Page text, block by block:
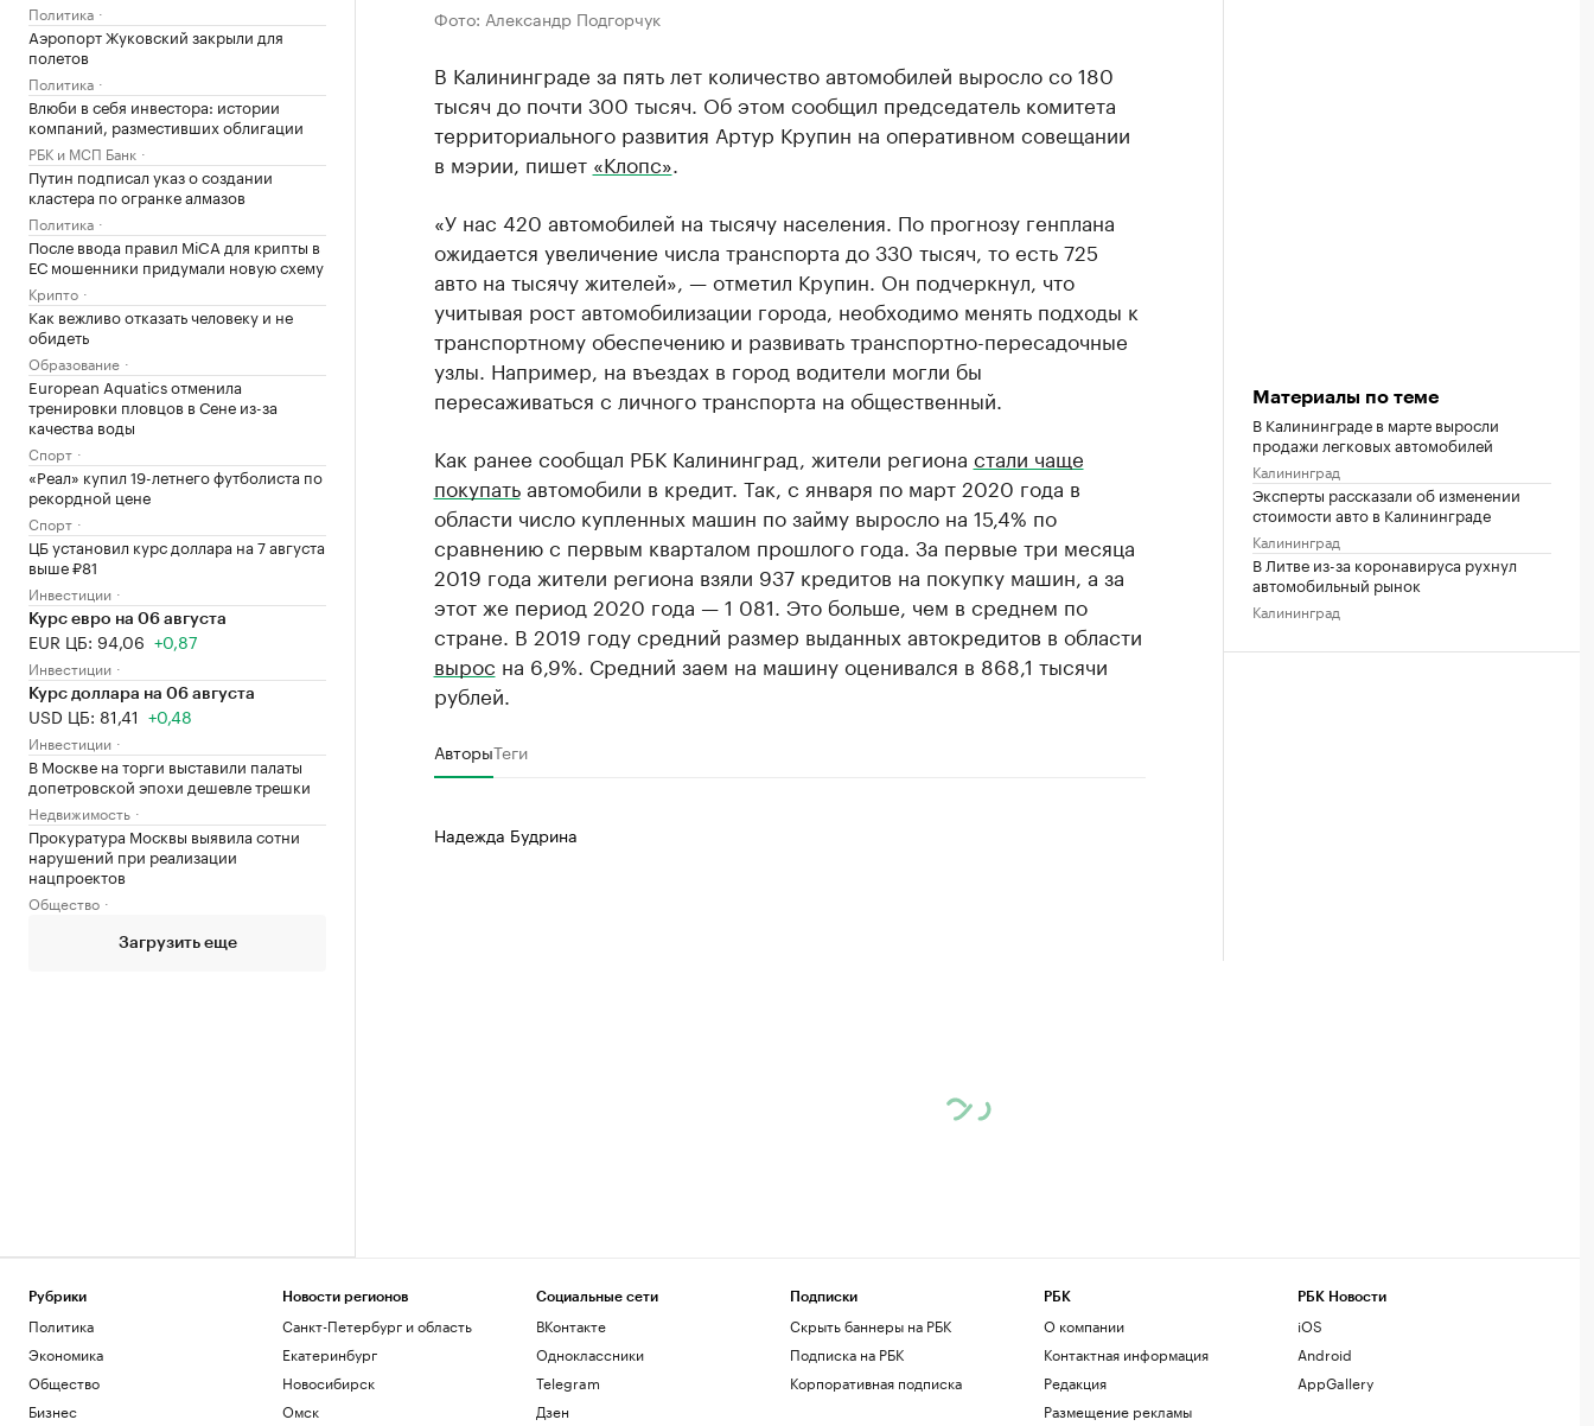
Политика
Аэропорт Жуковский закрыли для
полетов
Политика
Влюби в себя инвестора: истории
компаний, разместивших облигации
РБК и МСП Банк
Путин подписал указ о создании
кластера по огранке алмазов
Политика
После ввода правил MiCA для крипты в
ЕС мошенники придумали новую схему
Крипто
Как вежливо отказать человеку и не
обидеть
Образование
European Aquatics отменила
тренировки пловцов в Сене из-за
качества воды
Спорт
«Реал» купил 19-летнего футболиста по
рекордной цене
Спорт
ЦБ установил курс доллара на 7 августа
выше ₽81
Инвестиции
Курс евро на 06 августа
EUR ЦБ: 94,06 +0,87
Инвестиции
Курс доллара на 06 августа
USD ЦБ: 81,41 +0,48
Инвестиции
В Москве на торги выставили палаты
допетровской эпохи дешевле трешки
Недвижимость
Прокуратура Москвы выявила сотни
нарушений при реализации
нацпроектов
Общество
Загрузить еще
Фото: Александр Подгорчук
В Калининграде за пять лет количество автомобилей выросло со 180
тысяч до почти 300 тысяч. Об этом сообщил председатель комитета
территориального развития Артур Крупин на оперативном совещании
в мэрии, пишет «Клопс»
«У нас 420 автомобилей на тысячу населения. По прогнозу генплана
ожидается увеличение числа транспорта до 330 тысяч, то есть 725
авто на тысячу жителей», — отметил Крупин. Он подчеркнул, что
учитывая рост автомобилизации города, необходимо менять подходы к
транспортному обеспечению и развивать транспортно-пересадочные
узлы. Например, на въездах в город водители могли бы
пересаживаться с личного транспорта на общественный.
Как ранее сообщал РБК Калининград, жители региона стали чаще
покупатьавтомобили в кредит. Так, с января по март 2020 года в
области число купленных машин по займу выросло на 15,4% по
сравнению с первым кварталом прошлого года. За первые три месяца
2019 года жители региона взяли 937 кредитов на покупку машин, а за
этот же период 2020 года — 1 081. Это больше, чем в среднем по
стране. В 2019 году средний размер выданных автокредитов в области
вырос на 6,9%. Средний заем на машину оценивался в 868,1 тысячи
рублей.
АвторыТеги
Надежда Будрина
Материалы по теме
В Калининграде в марте выросли
продажи легковых автомобилей
Калининград
Эксперты рассказали об изменении
стоимости авто в Калининграде
Калининград
В Литве из-за коронавируса рухнул
автомобильный рынок
Калининград
Рубрики
Политика
Экономика
Общество
Бизнес
Новости регионов
Санкт-Петербург и область
Екатеринбург
Новосибирск
Омск
Социальные сети
ВКонтакте
Одноклассники
Telegram
Дзен
Подписки
Скрыть баннеры на РБК
Подписка на РБК
Корпоративная подписка
РБК
О компании
Контактная информация
Редакция
Размещение рекламы
РБК Новости
iOS
Android
AppGallery